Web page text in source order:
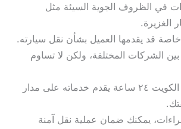
في الظروف الجوية السيئة مثل
الغزيرة.
خاصة قد يقدمها العميل بشأن نقل سيارته.
بين الشركات المختلفة، ولكن لا تساوم
وتأكد من أن ونش الكويت ٢٤ ساعة يقدم خدماته على مدار
يمكنك ضمان عملية نقل آمنة